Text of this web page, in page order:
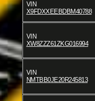
VIN
X9FDXXEEBDBM40788
VIN
XW8ZZZ61ZKG016994
VIN
NMTBB0JE20R245813